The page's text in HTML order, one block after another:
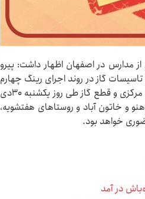
در اصفهان اظهار داشت: پیرو
گاز در روند اجرای رینگ چهارم
حفاطتی شهر اصفهان در محدده منطقه ۱۵ شهر و روستاهای بخش مرکزی و قطع گاز طی روز یکشنبه ۳۰دی
و خاتون آباد و روستاهای هفتشویه،
خواهد بود.
در آمد